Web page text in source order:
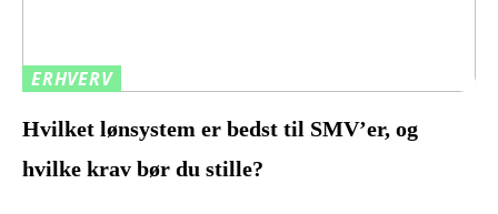
ERHVERV
Hvilket lønsystem er bedst til SMV’er, og
hvilke krav bør du stille?